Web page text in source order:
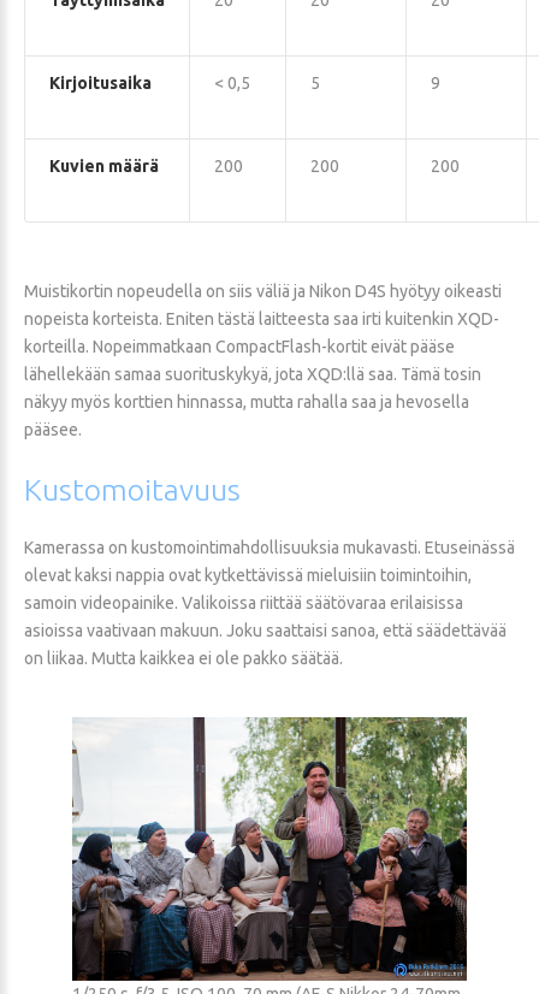
Kirjoitusaika < 0,5 5 9
Kuvien määrä 200 200 200
Muistikortin nopeudella on siis väliä ja Nikon D4S hyötyy oikeasti
nopeista korteista. Eniten tästä laitteesta saa irti kuitenkin XQD-
korteilla. Nopeimmatkaan CompactFlash-kortit eivät pääse
lähellekään samaa suorituskykyä, jota XQD:llä saa. Tämä tosin
näkyy myös korttien hinnassa, mutta rahalla saa ja hevosella
pääsee.
Kustomoitavuus
Kamerassa on kustomointimahdollisuuksia mukavasti. Etuseinässä
olevat kaksi nappia ovat kytkettävissä mieluisiin toimintoihin,
samoin videopainike. Valikoissa riittää säätövaraa erilaisissa
asioissa vaativaan makuun. Joku saattaisi sanoa, että säädettävää
on liikaa. Mutta kaikkea ei ole pakko säätää.